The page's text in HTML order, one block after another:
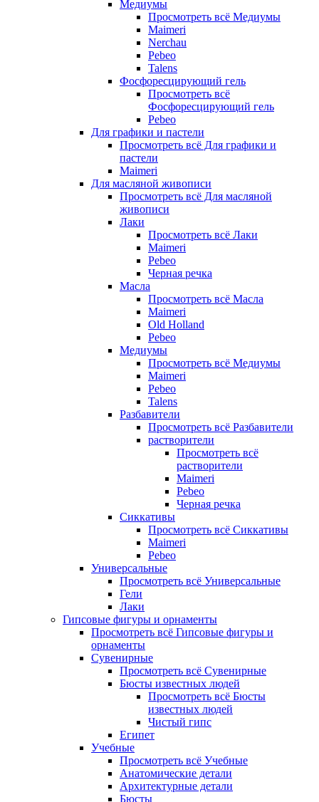
Медиумы
Просмотреть всё Медиумы
Maimeri
Nerchau
Pebeo
Talens
Фосфоресцирующий гель
Просмотреть всё
Фосфоресцирующий гель
Pebeo
Для графики и пастели
Просмотреть всё Для графики и
пастели
Maimeri
Для масляной живописи
Просмотреть всё Для масляной
живописи
Лаки
Просмотреть всё Лаки
Maimeri
Pebeo
Черная речка
Масла
Просмотреть всё Масла
Maimeri
Old Holland
Pebeo
Медиумы
Просмотреть всё Медиумы
Maimeri
Pebeo
Talens
Разбавители
Просмотреть всё Разбавители
растворители
Просмотреть всё
растворители
Maimeri
Pebeo
Черная речка
Сиккативы
Просмотреть всё Сиккативы
Maimeri
Pebeo
Универсальные
Просмотреть всё Универсальные
Гели
Лаки
Гипсовые фигуры и орнаменты
Просмотреть всё Гипсовые фигуры и
орнаменты
Сувенирные
Просмотреть всё Сувенирные
Бюсты известных людей
Просмотреть всё Бюсты
известных людей
Чистый гипс
Египет
Учебные
Просмотреть всё Учебные
Анатомические детали
Архитектурные детали
Бюсты